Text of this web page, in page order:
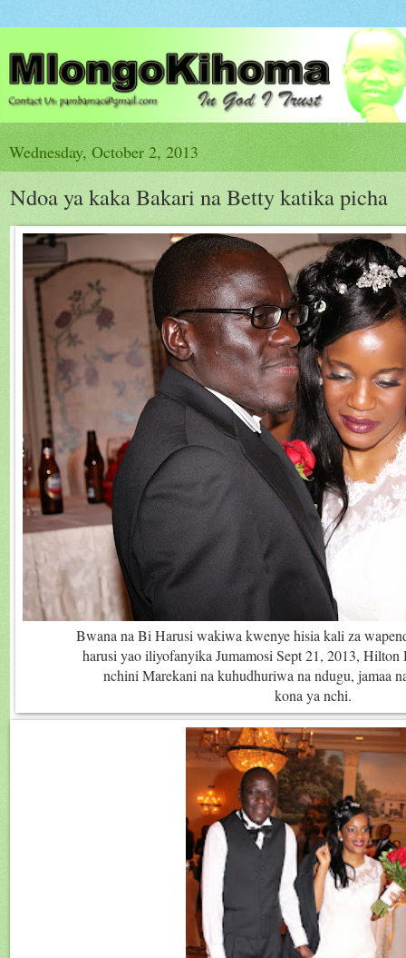
Wednesday, October 2, 2013
Ndoa ya kaka Bakari na Betty katika picha
Bwana na Bi Harusi wakiwa kwenye hisia kali za
harusi yao iliyofanyika Jumamosi Sept 21, 2013,
nchini Marekani na kuhudhuriwa na ndugu, jamaa
kona ya nchi.